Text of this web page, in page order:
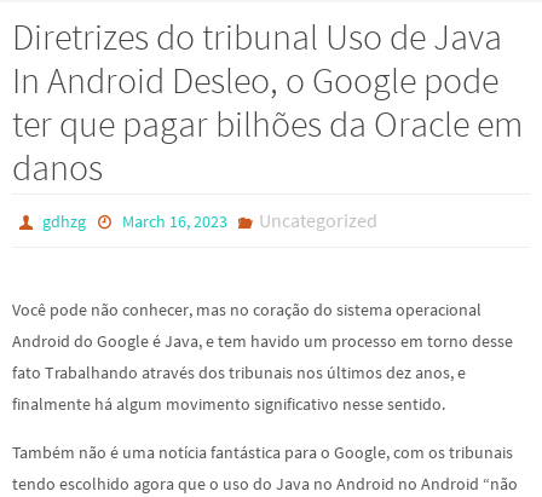
Diretrizes do tribunal Uso de Java
In Android Desleo, o Google pode
ter que pagar bilhões da Oracle em
danos
gdhzg March 16, 2023 Uncategorized
Você pode não conhecer, mas no coração do sistema operacional
Android do Google é Java, e tem havido um processo em torno desse
fato Trabalhando através dos tribunais nos últimos dez anos, e
finalmente há algum movimento significativo nesse sentido.
Também não é uma notícia fantástica para o Google, com os tribunais
tendo escolhido agora que o uso do Java no Android no Android “não